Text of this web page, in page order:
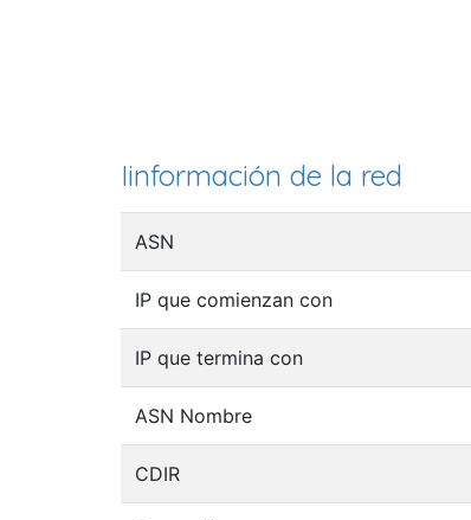
Iinformación de la red
ASN
IP que comienzan con
IP que termina con
ASN Nombre
CDIR